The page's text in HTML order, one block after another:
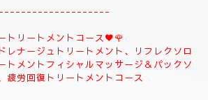
ートメントコース🌻✨
のお体メンテナンストリートメントコース